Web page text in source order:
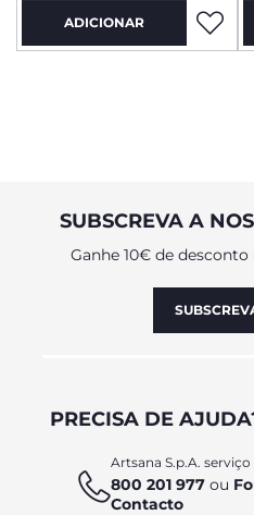
ADICIONAR
SUBSCREVA A
Ganhe 10€ de
PRECISA DE
Artsana S.p.A.
800 201 977 ou
Contacto